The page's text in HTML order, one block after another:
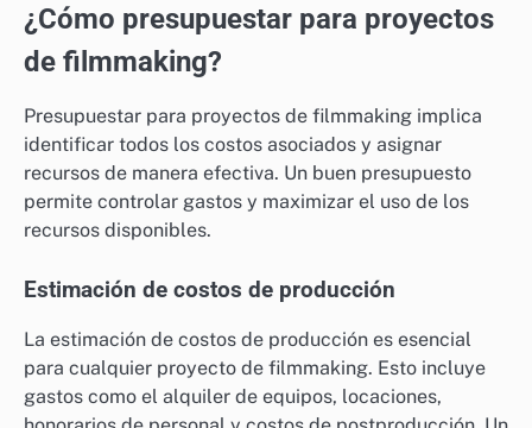
¿Cómo presupuestar para proyectos
de filmmaking?
Presupuestar para proyectos de filmmaking implica
identificar todos los costos asociados y asignar
recursos de manera efectiva. Un buen presupuesto
permite controlar gastos y maximizar el uso de los
recursos disponibles.
Estimación de costos de producción
La estimación de costos de producción es esencial
para cualquier proyecto de filmmaking. Esto incluye
gastos como el alquiler de equipos, locaciones,